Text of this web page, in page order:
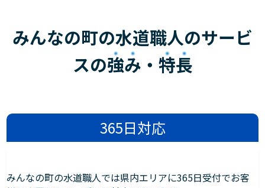
みんなの町の水道職人のサービ
スの強み ・ 特長
365日対応
みんなの町の水道職人では県内エリアに365日受付でお客